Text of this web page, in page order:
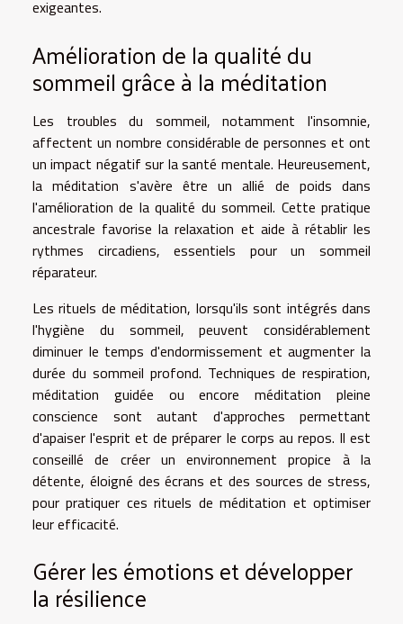
exigeantes.
Amélioration de la qualité du
sommeil grâce à la méditation
Les troubles du sommeil, notamment l'insomnie,
affectent un nombre considérable de personnes et ont
un impact négatif sur la santé mentale. Heureusement,
la méditation s'avère être un allié de poids dans
l'amélioration de la qualité du sommeil. Cette pratique
ancestrale favorise la relaxation et aide à rétablir les
rythmes circadiens, essentiels pour un sommeil
réparateur.
Les rituels de méditation, lorsqu'ils sont intégrés dans
l'hygiène du sommeil, peuvent considérablement
diminuer le temps d'endormissement et augmenter la
durée du sommeil profond. Techniques de respiration,
méditation guidée ou encore méditation pleine
conscience sont autant d'approches permettant
d'apaiser l'esprit et de préparer le corps au repos. Il est
conseillé de créer un environnement propice à la
détente, éloigné des écrans et des sources de stress,
pour pratiquer ces rituels de méditation et optimiser
leur efficacité.
Gérer les émotions et développer
la résilience